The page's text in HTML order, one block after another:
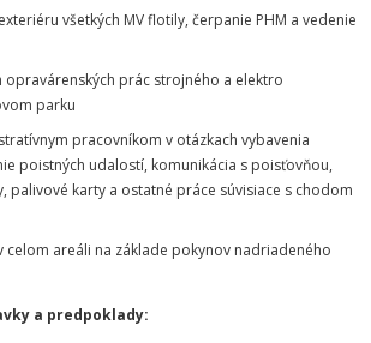
všetkých MV flotily, čerpanie PHM a vedenie
opravárenských prác strojného a elektro
parku
pracovníkom v otázkach vybavenia
poistných udalostí, komunikácia s poisťovňou,
palivové karty a ostatné práce súvisiace s chodom
celom areáli na základe pokynov nadriadeného
a predpoklady: